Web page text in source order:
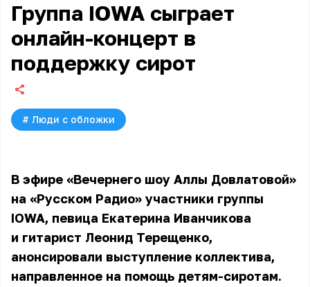
Группа IOWA сыграет
онлайн-концерт в
поддержку сирот
# Люди с обложки
В эфире «Вечернего шоу Аллы Довлатовой»
на «Русском Радио» участники группы
IOWA, певица Екатерина Иванчикова
и гитарист Леонид Терещенко,
анонсировали выступление коллектива,
направленное на помощь детям-сиротам.